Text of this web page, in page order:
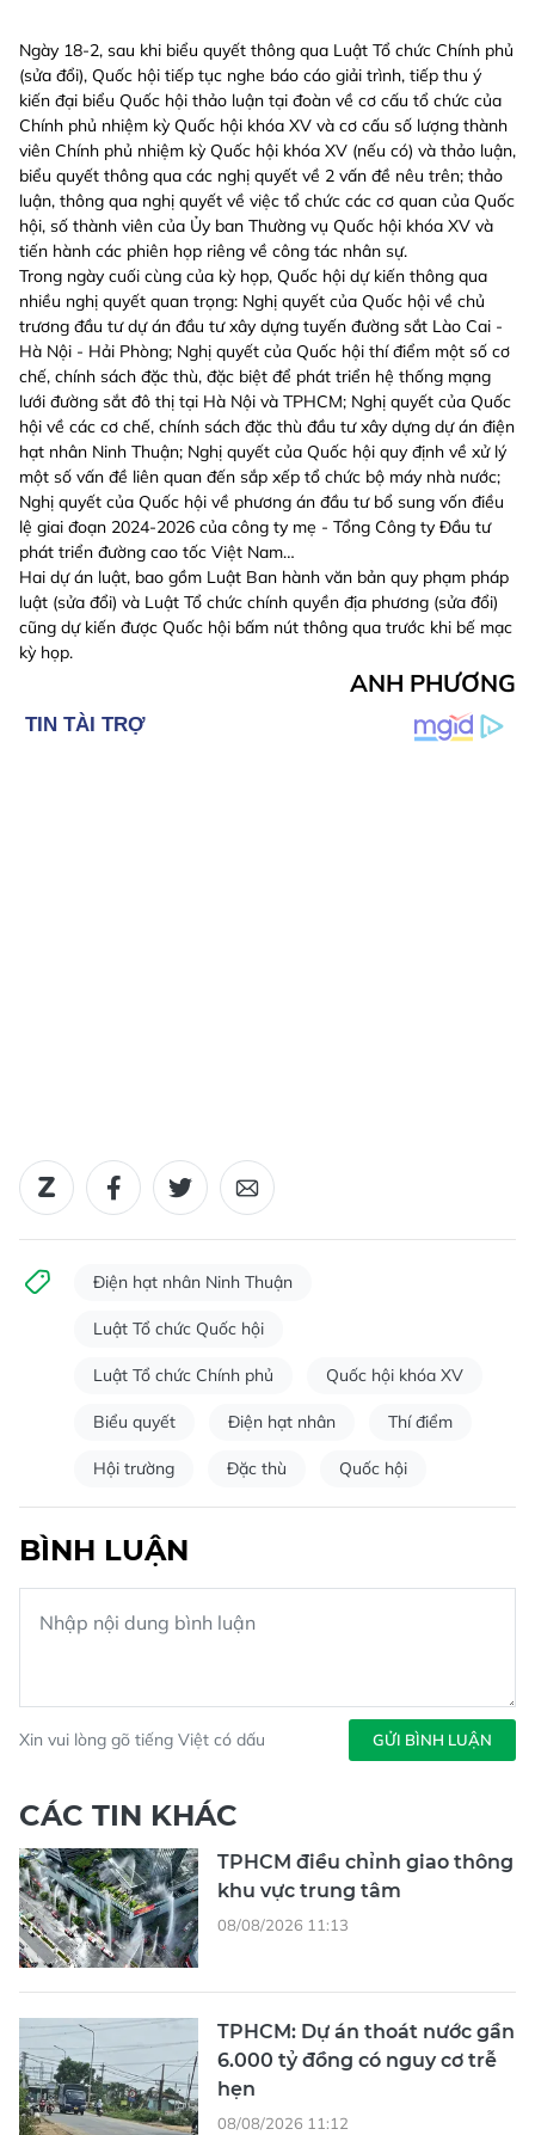
Ngày 18-2, sau khi biểu quyết thông qua Luật Tổ chức Chính phủ
(sửa đổi), Quốc hội tiếp tục nghe báo cáo giải trình, tiếp thu ý
kiến đại biểu Quốc hội thảo luận tại đoàn về cơ cấu tổ chức của
Chính phủ nhiệm kỳ Quốc hội khóa XV và cơ cấu số lượng thành
viên Chính phủ nhiệm kỳ Quốc hội khóa XV (nếu có) và thảo luận,
biểu quyết thông qua các nghị quyết về 2 vấn đề nêu trên; thảo
luận, thông qua nghị quyết về việc tổ chức các cơ quan của Quốc
hội, số thành viên của Ủy ban Thường vụ Quốc hội khóa XV và
tiến hành các phiên họp riêng về công tác nhân sự.
Trong ngày cuối cùng của kỳ họp, Quốc hội dự kiến thông qua
nhiều nghị quyết quan trọng: Nghị quyết của Quốc hội về chủ
trương đầu tư dự án đầu tư xây dựng tuyến đường sắt Lào Cai -
Hà Nội - Hải Phòng; Nghị quyết của Quốc hội thí điểm một số cơ
chế, chính sách đặc thù, đặc biệt để phát triển hệ thống mạng
lưới đường sắt đô thị tại Hà Nội và TPHCM; Nghị quyết của Quốc
hội về các cơ chế, chính sách đặc thù đầu tư xây dựng dự án điện
hạt nhân Ninh Thuận; Nghị quyết của Quốc hội quy định về xử lý
một số vấn đề liên quan đến sắp xếp tổ chức bộ máy nhà nước;
Nghị quyết của Quốc hội về phương án đầu tư bổ sung vốn điều
lệ giai đoạn 2024-2026 của công ty mẹ - Tổng Công ty Đầu tư
phát triển đường cao tốc Việt Nam…
Hai dự án luật, bao gồm Luật Ban hành văn bản quy phạm pháp
luật (sửa đổi) và Luật Tổ chức chính quyền địa phương (sửa đổi)
cũng dự kiến được Quốc hội bấm nút thông qua trước khi bế mạc
kỳ họp.
ANH PHƯƠNG
Điện hạt nhân Ninh Thuận
Luật Tổ chức Quốc hội
Luật Tổ chức Chính phủ Quốc hội khóa XV
Biểu quyết Điện hạt nhân Thí điểm
Hội trường Đặc thù Quốc hội
BÌNH LUẬN
Xin vui lòng gõ tiếng Việt có dấu GỬI BÌNH LUẬN
CÁC TIN KHÁC
TPHCM điều chỉnh giao thông
khu vực trung tâm
08/08/2026 11:13
TPHCM: Dự án thoát nước gần
6.000 tỷ đồng có nguy cơ trễ
hẹn
08/08/2026 11:12